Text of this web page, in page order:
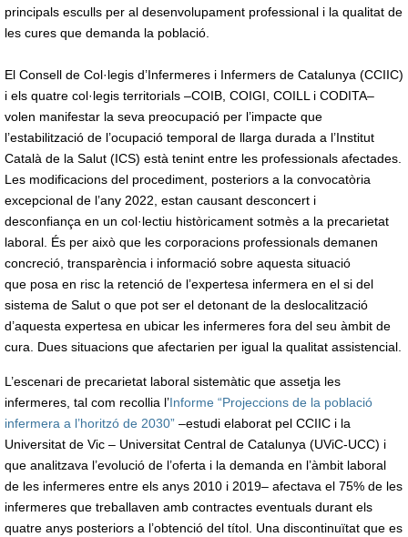
principals esculls per al desenvolupament professional i la qualitat de
les cures que demanda la població.
El Consell de Col·legis d’Infermeres i Infermers de Catalunya (CCIIC)
i els quatre col·legis territorials –COIB, COIGI, COILL i CODITA–
volen manifestar la seva preocupació per l’impacte que
l’estabilització de l’ocupació temporal de llarga durada a l’Institut
Català de la Salut (ICS) està tenint entre les professionals afectades.
Les modificacions del procediment, posteriors a la convocatòria
excepcional de l’any 2022, estan causant desconcert i
desconfiança en un col·lectiu històricament sotmès a la precarietat
laboral. És per això que les corporacions professionals demanen
concreció, transparència i informació sobre aquesta situació
que posa en risc la retenció de l’expertesa infermera en el si del
sistema de Salut o que pot ser el detonant de la deslocalització
d’aquesta expertesa en ubicar les infermeres fora del seu àmbit de
cura. Dues situacions que afectarien per igual la qualitat assistencial.
L’escenari de precarietat laboral sistemàtic que assetja les
infermeres, tal com recollia l’Informe “Projeccions de la població
infermera a l’horitzó de 2030” –estudi elaborat pel CCIIC i la
Universitat de Vic – Universitat Central de Catalunya (UViC-UCC) i
que analitzava l’evolució de l’oferta i la demanda en l’àmbit laboral
de les infermeres entre els anys 2010 i 2019– afectava el 75% de les
infermeres que treballaven amb contractes eventuals durant els
quatre anys posteriors a l’obtenció del títol. Una discontinuïtat que es